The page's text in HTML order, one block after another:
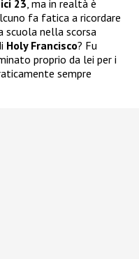
23 , ma in realtà è
fa fatica a ricordare
nella scorsa
Holy Francisco? Fu
proprio da lei per i
sempre